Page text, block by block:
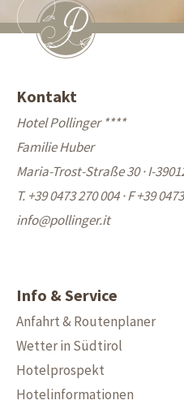
Kontakt
Hotel Pollinger ****
Familie Huber
Maria-Trost-Straße 30 · I-
T. +39 0473 270 004·F +39
info@pollinger.it
Info & Service
Anfahrt & Routenplaner
Wetter in Südtirol
Hotelprospekt
Hotelinformationen